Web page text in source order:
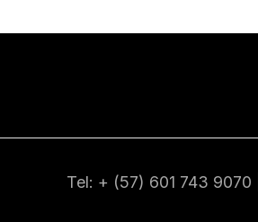
Tel: + (57) 601 743 9070